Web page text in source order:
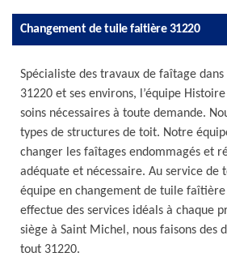
Changement de tuile faitière 31220
Spécialiste des travaux de faîtage
31220 et ses environs, l’équipe
soins nécessaires à toute demande.
types de structures de toit. Notre
changer les faîtages endommagés et
adéquate et nécessaire. Au service de
équipe en changement de tuile faîtière
effectue des services idéals à chaque
siège à Saint Michel, nous faisons des
tout 31220.